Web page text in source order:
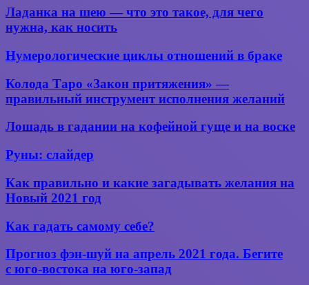
по
знаку
Скорпион
Ладанка
на шею —
что
такое,
чего
нужна,
как
носить
Ладанка на шею — что это такое, для чего
нужна, как носить
Нумерологические
циклы
отношений
в браке
Нумерологические циклы отношений в браке
Колода
«Закон
—
инструмент
желаний
Колода Таро «Закон притяжения» —
правильный инструмент исполнения желаний
Лошадь
в гадании
на кофейной
гуще
Лошадь в гадании на кофейной гуще и на воске
Руны:
слайдер
Руны: слайдер
Как
правильно
и
загадывать
на
Новый
Как правильно и какие загадывать желания на
Новый 2021 год
Как
самому
себе?
Как гадать самому себе?
Прогноз
фэн-
шуй
Прогноз фэн-шуй на апрель 2021 года. Бегите
с юго-востока на юго-запад